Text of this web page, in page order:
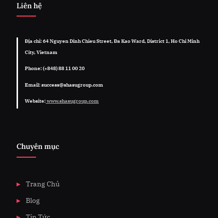
Liên hệ
Địa chỉ: 64 Nguyen Dinh Chieu Street, Đa Kao Ward, District 1, Ho Chi Minh
City, Vietnam
Phone: (+848) 88 11 00 20
Email: success@shasugroup.com
Website:www.shasugroup.com
Chuyên mục
Trang Chủ
Blog